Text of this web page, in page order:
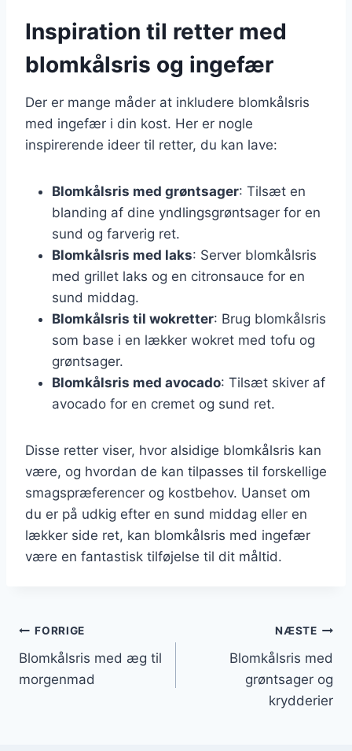
Inspiration til retter med
blomkålsris og ingefær
Der er mange måder at inkludere blomkålsris
med ingefær i din kost. Her er nogle
inspirerende ideer til retter, du kan lave:
Blomkålsris med grøntsager: Tilsæt en
blanding af dine yndlingsgrøntsager for en
sund og farverig ret.
Blomkålsris med laks: Server blomkålsris
med grillet laks og en citronsauce for en
sund middag.
Blomkålsris til wokretter: Brug blomkålsris
som base i en lækker wokret med tofu og
grøntsager.
Blomkålsris med avocado: Tilsæt skiver af
avocado for en cremet og sund ret.
Disse retter viser, hvor alsidige blomkålsris kan
være, og hvordan de kan tilpasses til forskellige
smagspræferencer og kostbehov. Uanset om
du er på udkig efter en sund middag eller en
lækker side ret, kan blomkålsris med ingefær
være en fantastisk tilføjelse til dit måltid.
Indlægsnavigation
FORRIGE
Blomkålsris med æg til
morgenmad
NÆSTE
Blomkålsris med
grøntsager og
krydderier